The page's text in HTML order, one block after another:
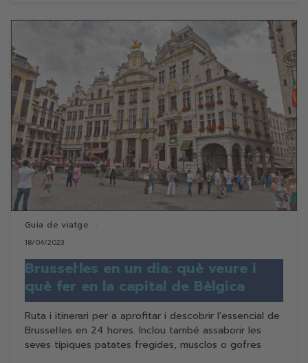
Guia de viatge
18/04/2023
Brussel·les en un dia: què veure i
què fer en la capital de Bèlgica
Ruta i itinerari per a aprofitar i descobrir l'essencial de
Brussel·les en 24 hores. Inclou també assaborir les
seves típiques patates fregides, musclos o gofres